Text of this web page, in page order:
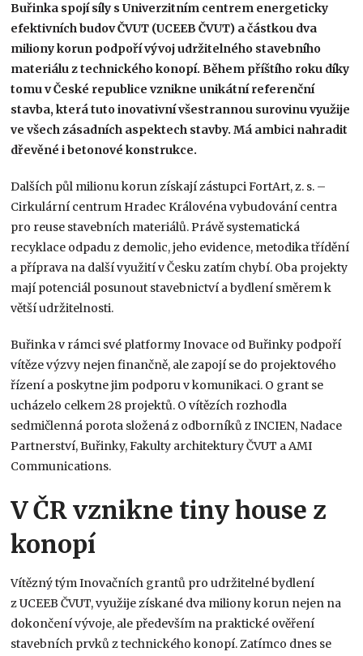
Buřinka spojí síly s Univerzitním centrem energeticky
efektivních budov ČVUT (UCEEB ČVUT) a částkou dva
miliony korun podpoří vývoj udržitelného stavebního
materiálu z technického konopí. Během příštího roku díky
tomu v České republice vznikne unikátní referenční
stavba, která tuto inovativní všestrannou surovinu využije
ve všech zásadních aspektech stavby. Má ambici nahradit
dřevěné i betonové konstrukce.
Dalších půl milionu korun získají zástupci FortArt, z. s. –
Cirkulární centrum Hradec Královéna vybudování centra
pro reuse stavebních materiálů. Právě systematická
recyklace odpadu z demolic, jeho evidence, metodika třídění
a příprava na další využití v Česku zatím chybí. Oba projekty
mají potenciál posunout stavebnictví a bydlení směrem k
větší udržitelnosti.
Buřinka v rámci své platformy Inovace od Buřinky podpoří
vítěze výzvy nejen finančně, ale zapojí se do projektového
řízení a poskytne jim podporu v komunikaci. O grant se
ucházelo celkem 28 projektů. O vítězích rozhodla
sedmičlenná porota složená z odborníků z INCIEN, Nadace
Partnerství, Buřinky, Fakulty architektury ČVUT a AMI
Communications.
V ČR vznikne tiny house z
konopí
Vítězný tým Inovačních grantů pro udržitelné bydlení
z UCEEB ČVUT, využije získané dva miliony korun nejen na
dokončení vývoje, ale především na praktické ověření
stavebních prvků z technického konopí. Zatímco dnes se